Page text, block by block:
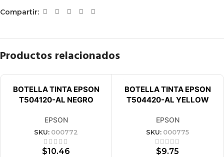
Compartir:
Productos relacionados
BOTELLA TINTA EPSON
T504120-AL NEGRO
EPSON
SKU: 000772
$10.46
BOTELLA TINTA EPSON
T504420-AL YELLOW
EPSON
SKU: 000775
$9.75